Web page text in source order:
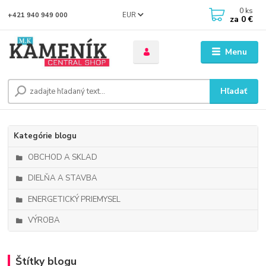
Menu
EUR
Hľadať
+421 940 949 000 0 ks
za 0 €
Kategórie blogu
OBCHOD A SKLAD
DIELŇA A STAVBA
ENERGETICKÝ PRIEMYSEL
VÝROBA
Štítky blogu